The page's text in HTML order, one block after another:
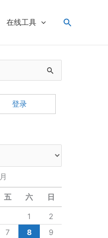
在线工具
搜
登录
五 六 日
1
2
7 8
9